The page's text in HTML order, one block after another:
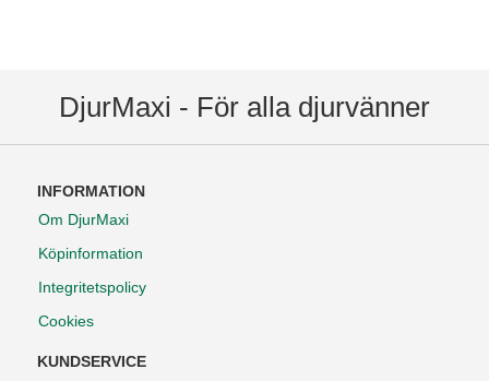
DjurMaxi - För alla djurvänner
INFORMATION
Om DjurMaxi
Köpinformation
Integritetspolicy
Cookies
KUNDSERVICE